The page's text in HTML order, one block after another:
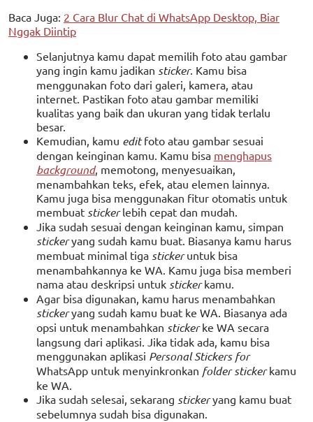
Baca Juga: 2 Cara Blur Chat di WhatsApp Desktop, Biar
Nggak Diintip
Selanjutnya kamu dapat memilih foto atau gambar
yang ingin kamu jadikan sticker. Kamu bisa
menggunakan foto dari galeri, kamera, atau
internet. Pastikan foto atau gambar memiliki
kualitas yang baik dan ukuran yang tidak terlalu
besar.
Kemudian, kamu editfoto atau gambar sesuai
dengan keinginan kamu. Kamu bisa menghapus
background, memotong, menyesuaikan,
menambahkan teks, efek, atau elemen lainnya.
Kamu juga bisa menggunakan fitur otomatis untuk
membuat stickerlebih cepat dan mudah.
Jika sudah sesuai dengan keinginan kamu, simpan
stickeryang sudah kamu buat. Biasanya kamu harus
membuat minimal tiga stickeruntuk bisa
menambahkannya ke WA. Kamu juga bisa memberi
nama atau deskripsi untuk stickerkamu.
Agar bisa digunakan, kamu harus menambahkan
stickeryang sudah kamu buat ke WA. Biasanya ada
opsi untuk menambahkan stickerke WA secara
langsung dari aplikasi. Jika tidak ada, kamu bisa
menggunakan aplikasi Personal Stickers for
WhatsApp untuk menyinkronkan folder stickerkamu
ke WA.
Jika sudah selesai, sekarang stickeryang kamu buat
sebelumnya sudah bisa digunakan.